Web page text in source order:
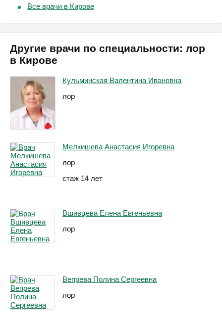
Все врачи в Кирове
Другие врачи по специальности: лор
в Кирове
Кульминская Валентина Ивановна
лор
Мелкишева Анастасия Игоревна
лор
стаж 14 лет
Вшивцева Елена Евгеньевна
лор
Вепрева Полина Сергеевна
лор